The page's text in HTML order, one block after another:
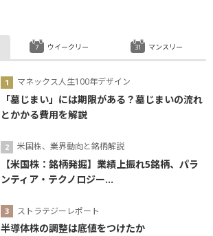
マネックス人生100年デザイン
「墓じまい」には期限がある？墓じまいの流れ
とかかる費用を解説
米国株、業界動向と銘柄解説
【米国株：銘柄発掘】業績上振れ5銘柄、パラ
ンティア・テクノロジー...
ストラテジーレポート
半導体株の調整は底値をつけたか
ウイークリー マンスリー